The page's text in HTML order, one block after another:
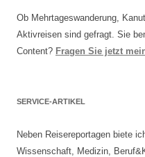
Ob Mehrtageswanderung,
Aktivreisen sind gefragt. Sie
Content? Fragen Sie jetzt
SERVICE-ARTIKEL
Neben Reisereportagen biete
Wissenschaft, Medizin,